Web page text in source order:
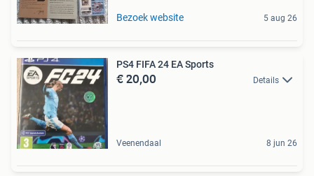
Bezoek website 5 aug 26
PS4 FIFA 24 EA Sports
€ 20,00 Details
Veenendaal 8 jun 26